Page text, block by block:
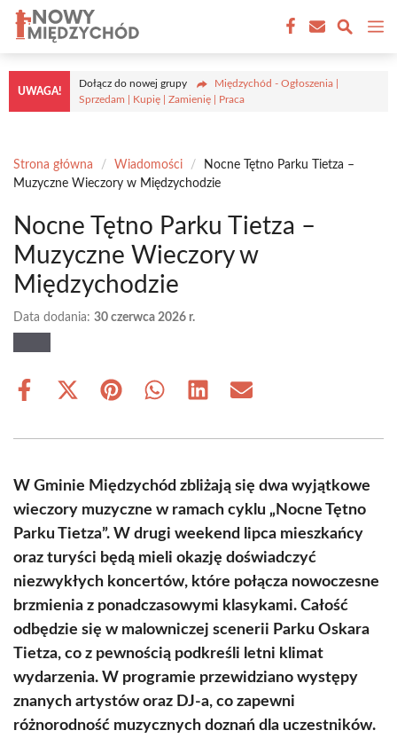
Przejdź
treści
UWAGA!
Dołącz do nowej grupy
Międzychód - Ogłoszenia |
Sprzedam | Kupię | Zamienię | Praca
Strona główna / Wiadomości /
Nocne Tętno Parku Tietza –
Muzyczne Wieczory w Międzychodzie
Nocne Tętno Parku Tietza –
Muzyczne Wieczory w
Międzychodzie
Data dodania: 30 czerwca 2026 r.
Share
Share
(Twitter)
Share Share Share Share
W Gminie Międzychód zbliżają się dwa wyjątkowe
wieczory muzyczne w ramach cyklu „Nocne Tętno
Parku Tietza”. W drugi weekend lipca mieszkańcy
oraz turyści będą mieli okazję doświadczyć
niezwykłych koncertów, które połącza nowoczesne
brzmienia z ponadczasowymi klasykami. Całość
odbędzie się w malowniczej scenerii Parku Oskara
Tietza, co z pewnością podkreśli letni klimat
wydarzenia. W programie przewidziano występy
znanych artystów oraz DJ-a, co zapewni
różnorodność muzycznych doznań dla uczestników.